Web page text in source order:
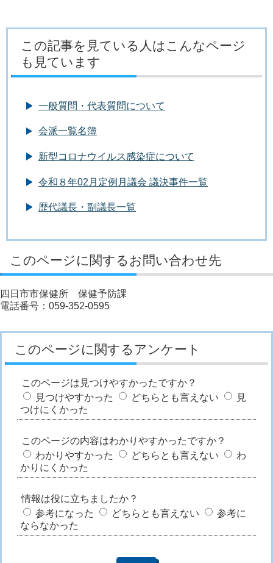
この記事を見ている人はこんなページ
も見ています
一般質問・代表質問について
会派一覧名簿
新型コロナウイルス感染症について
令和８年02月定例月議会 議決事件一覧
歴代議長・副議長一覧
このページに関するお問い合わせ先
四日市市保健所 保健予防課
電話番号：059-352-0595
このページに関するアンケート
このページは見つけやすかったですか？
見つけやすかった
どちらとも言えない
見
つけにくかった
このページの内容はわかりやすかったですか？
わかりやすかった
どちらとも言えない
わ
かりにくかった
情報は役に立ちましたか？
参考になった
どちらとも言えない
参考に
ならなかった